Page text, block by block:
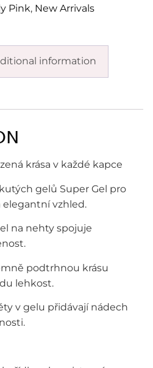
Pink, New Arrivals
information
krása v každé kapce
gelů Super Gel pro
vzhled.
na nehty spojuje
podtrhnou krásu
lehkost.
v gelu přidávají nádech